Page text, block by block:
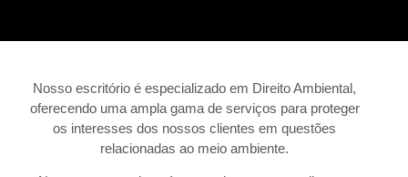
Nosso escritório é especializado em Direito Ambiental,
oferecendo uma ampla gama de serviços para proteger
os interesses dos nossos clientes em questões
relacionadas ao meio ambiente.